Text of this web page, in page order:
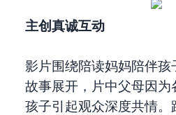
主创真诚互动
影片围绕陪读妈妈陪伴孩
故事展开，片中父母因为
孩子引起观众深度共情。